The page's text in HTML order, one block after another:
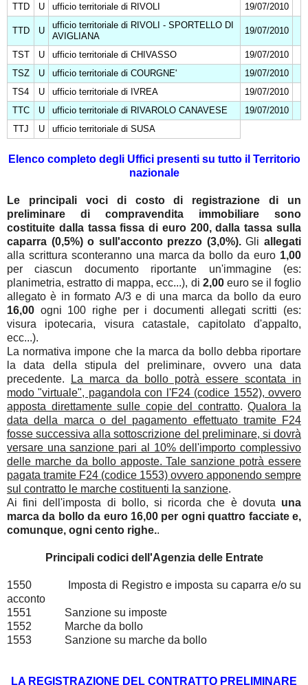
TTD
U ufficio territoriale di RIVOLI 19/07/2010
TTD U
ufficio territoriale di RIVOLI - SPORTELLO DI
AVIGLIANA
19/07/2010
TST U ufficio territoriale di CHIVASSO
19/07/2010
TSZ
U ufficio territoriale di COURGNE'
19/07/2010
TS4
U ufficio territoriale di IVREA
19/07/2010
TTC
U ufficio territoriale di RIVAROLO CANAVESE
19/07/2010
TTJ
U ufficio territoriale di SUSA
Elenco completo degli Uffici presenti su tutto il Territorio
nazionale
Le principali voci di costo di registrazione di un
preliminare di compravendita immobiliare sono
costituite dalla tassa fissa di euro 200, dalla tassa sulla
caparra (0,5%) o sull'acconto prezzo (3,0%).Gliallegati
alla scrittura sconteranno una marca da bollo da euro 1,00
per ciascun documento riportante un'immagine (es:
planimetria, estratto di mappa, ecc...), di 2,00euro se il foglio
allegato è in formato A/3 e di una marca da bollo da euro
16,00 ogni 100 righe per i documenti allegati scritti (es:
visura ipotecaria, visura catastale, capitolato d'appalto,
ecc...).
La normativa impone che la marca da bollo debba riportare
la data della stipula del preliminare, ovvero una data
precedente.
La marca da bollo potrà essere scontata in
modo "virtuale", pagandola con l'F24 (codice 1552), ovvero
apposta direttamente sulle copie del contratto.Qualora la
data della marca o del pagamento effettuato tramite F24
fosse successiva alla sottoscrizione del preliminare, si dovrà
versare una sanzione pari al 10% dell'importo complessivo
delle marche da bollo apposte. Tale sanzione potrà essere
pagata tramite F24 (codice 1553) ovvero apponendo sempre
sul contratto le marche costituenti la sanzione.
Ai fini dell'imposta di bollo, si ricorda che è dovuta una
marca da bollo da euro 16,00 per ogni quattro facciate e,
comunque, ogni cento righe..
Principali codici dell'Agenzia delle Entrate
1550 Imposta di Registro e imposta su caparra e/o su
acconto
1551 Sanzione su imposte
1552 Marche da bollo
1553 Sanzione su marche da bollo
LA REGISTRAZIONE DEL CONTRATTO PRELIMINARE